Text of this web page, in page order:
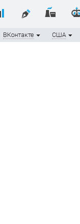
США
ВКонтакте